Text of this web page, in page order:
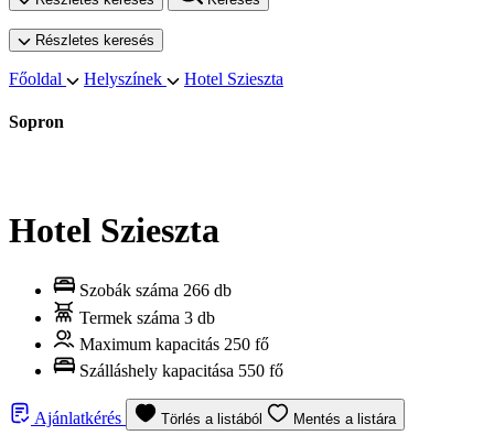
Részletes keresés
Főoldal Helyszínek Hotel Szieszta
Sopron
Hotel Szieszta
Szobák száma 266 db
Termek száma 3 db
Maximum kapacitás 250 fő
Szálláshely kapacitása 550 fő
Ajánlatkérés Törlés a listából Mentés a listára